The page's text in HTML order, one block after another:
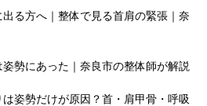
る方へ｜整体で見る首肩の緊張｜奈
勢にあった｜奈良市の整体師が解説
姿勢だけが原因？首・肩甲骨・呼吸